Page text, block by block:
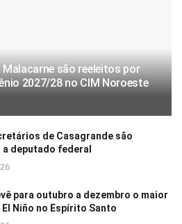
são reeleitos por
2027/28 no CIM Noroeste
de Casagrande são
deputado federal
para outubro a dezembro o maior
Niño no Espírito Santo